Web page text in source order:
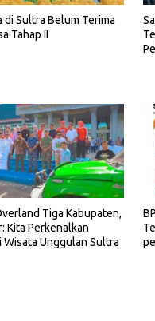
di Sultra Belum Terima
Tahap II
Tiga Kabupaten,
Kita Perkenalkan
Wisata Unggulan Sultra